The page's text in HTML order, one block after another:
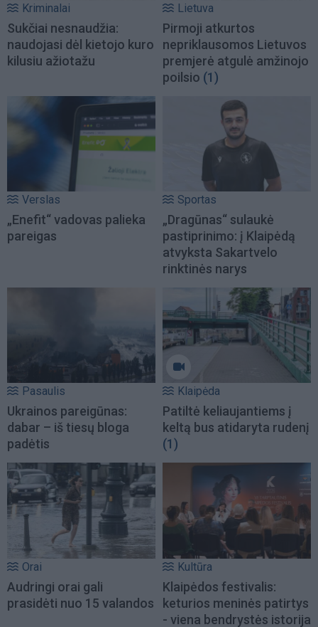
Kriminalai
Sukčiai nesnaudžia:
naudojasi dėl kietojo kuro
kilusiu ažiotažu
Lietuva
Pirmoji atkurtos
nepriklausomos Lietuvos
premjerė atgulė amžinojo
poilsio (1)
Verslas
„Enefit“ vadovas palieka
pareigas
Sportas
„Dragūnas“ sulaukė
pastiprinimo: į Klaipėdą
atvyksta Sakartvelo
rinktinės narys
Pasaulis
Ukrainos pareigūnas:
dabar – iš tiesų bloga
padėtis
Klaipėda
Patiltė keliaujantiems į
keltą bus atidaryta rudenį
(1)
Orai
Audringi orai gali
prasidėti nuo 15 valandos
Kultūra
Klaipėdos festivalis:
keturios meninės patirtys
- viena bendrystės istorija